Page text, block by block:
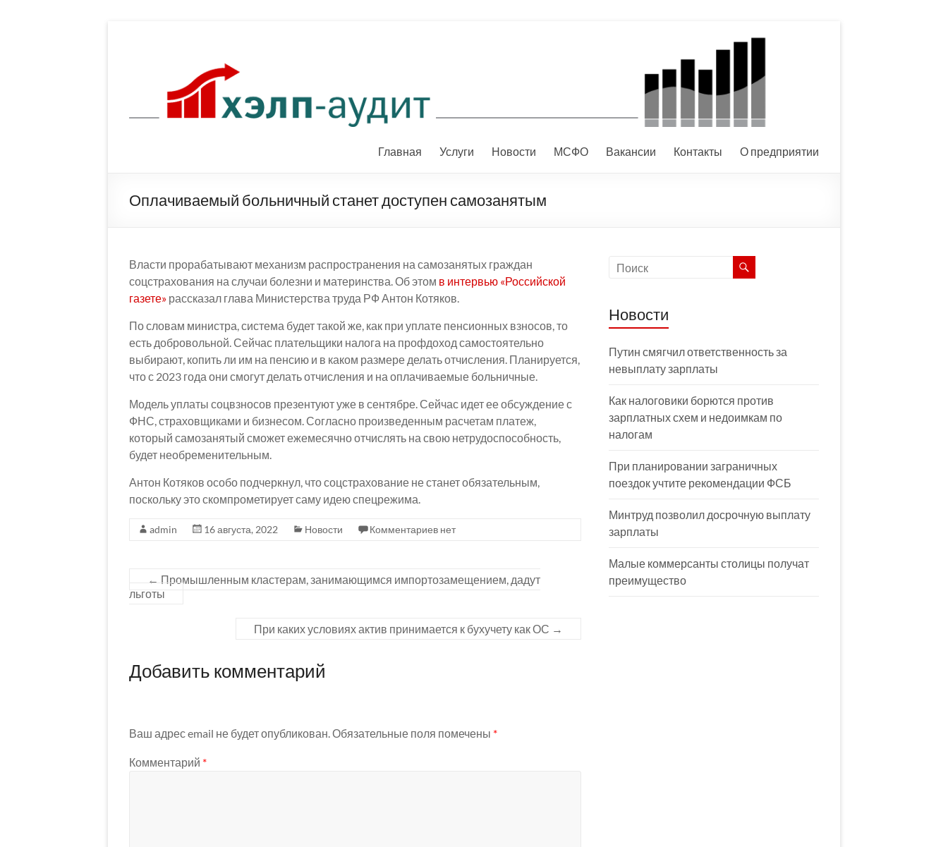
Главная Услуги Новости МСФО Вакансии Контакты О предприятии
Оплачиваемый больничный станет доступен самозанятым
Власти прорабатывают механизм распространения на самозанятых граждан
соцстрахования на случаи болезни и материнства. Об этом в интервью «Российской
газете» рассказал глава Министерства труда РФ Антон Котяков.
По словам министра, система будет такой же, как при уплате пенсионных взносов, то
есть добровольной. Сейчас плательщики налога на профдоход самостоятельно
выбирают, копить ли им на пенсию и в каком размере делать отчисления. Планируется,
что с 2023 года они смогут делать отчисления и на оплачиваемые больничные.
Модель уплаты соцвзносов презентуют уже в сентябре. Сейчас идет ее обсуждение с
ФНС, страховщиками и бизнесом. Согласно произведенным расчетам платеж,
который самозанятый сможет ежемесячно отчислять на свою нетрудоспособность,
будет необременительным.
Антон Котяков особо подчеркнул, что соцстрахование не станет обязательным,
поскольку это скомпрометирует саму идею спецрежима.
admin 16 августа, 2022 Новости Комментариев нет
← Промышленным кластерам, занимающимся импортозамещением, дадут
льготы
При каких условиях актив принимается к бухучету как ОС →
Добавить комментарий
Ваш адрес email не будет опубликован. Обязательные поля помечены *
Комментарий *
Новости
Путин смягчил ответственность за
невыплату зарплаты
Как налоговики борются против
зарплатных схем и недоимкам по
налогам
При планировании заграничных
поездок учтите рекомендации ФСБ
Минтруд позволил досрочную выплату
зарплаты
Малые коммерсанты столицы получат
преимущество